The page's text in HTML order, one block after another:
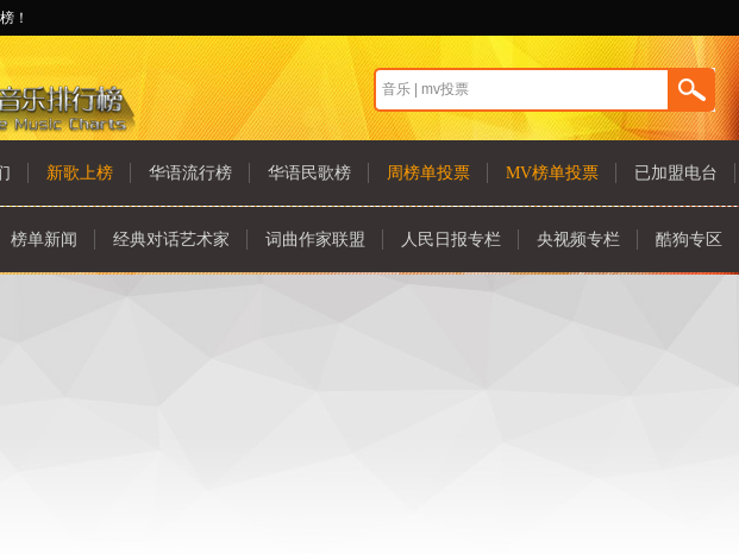
！
新歌上榜 华语流行榜 华语民歌榜 周榜单投票 MV榜单投票 已加盟电台
榜单新闻 经典对话艺术家 词曲作家联盟 人民日报专栏 央视频专栏 酷狗专区